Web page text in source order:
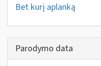
Bet kurį aplanką
Parodymo data